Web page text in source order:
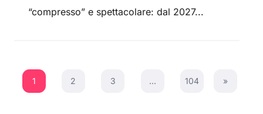
“compresso” e spettacolare: dal 2027...
1 2 3 … 104 Next
»